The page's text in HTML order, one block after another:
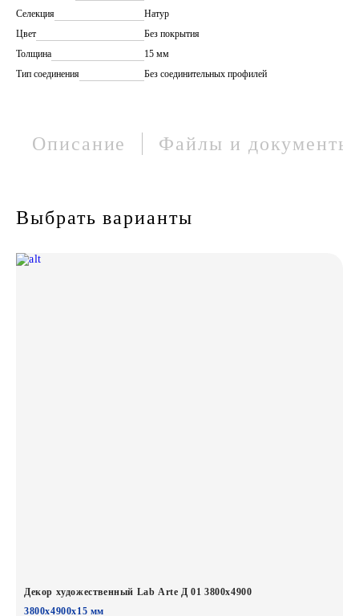
Селекция
Натур
Цвет
Без покрытия
Толщина
15 мм
Тип соединения
Без соединительных профилей
Описание Файлы и документы
Выбрать варианты
Декор художественный Lab Arte Д 01 3800х4900
3800х4900х15 мм